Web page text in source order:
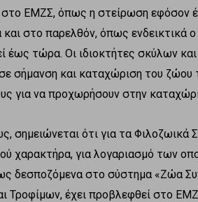
ΕΜΖΣ, όπως η στείρωση εφόσον
στο παρελθόν, όπως ενδεικτικά
έως τώρα. Οι ιδιοκτήτες σκύλων
σήμανση και καταχώριση του ζώου
για να προχωρήσουν στην
σημειώνεται ότι για τα Φιλοζωικά
χαρακτήρα, για λογαριασμό των
δεσποζόμενα στο σύστημα «Ζώα
Τροφίμων, έχει προβλεφθεί στο